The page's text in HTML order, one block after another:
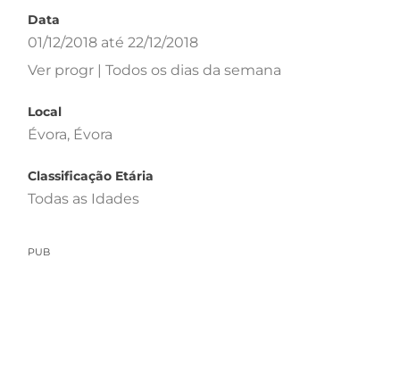
Data
01/12/2018 até 22/12/2018
Ver progr | Todos os dias da semana
Local
Évora, Évora
Classificação Etária
Todas as Idades
PUB